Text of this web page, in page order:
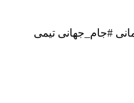
#جام_جهانی تیمی